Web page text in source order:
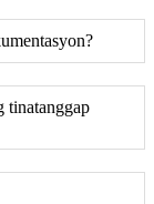
tinatanggap